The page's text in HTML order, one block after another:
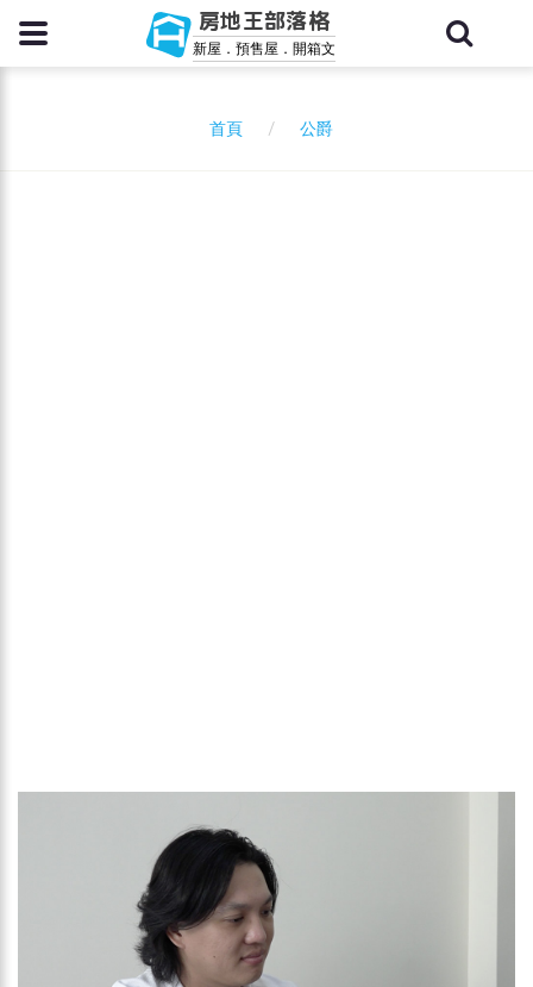
房地王部落格
新屋．預售屋．開箱文
首頁 公爵